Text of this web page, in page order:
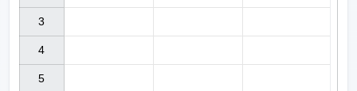
3
4
5